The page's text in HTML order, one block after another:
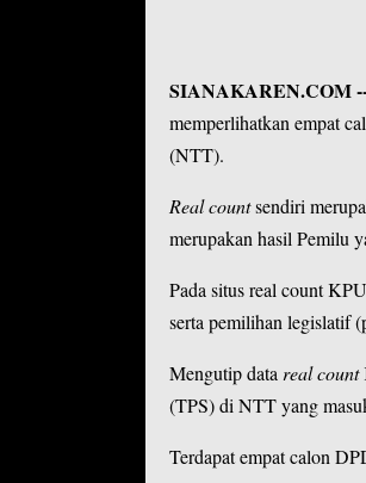
SIANAKAREN.COM
memperlihatkan empat
(NTT).
Real countsendiri
merupakan hasil Pemilu
Pada situs real count
serta pemilihan legislatif
Mengutip data real count
(TPS) di NTT yang
Terdapat empat calon